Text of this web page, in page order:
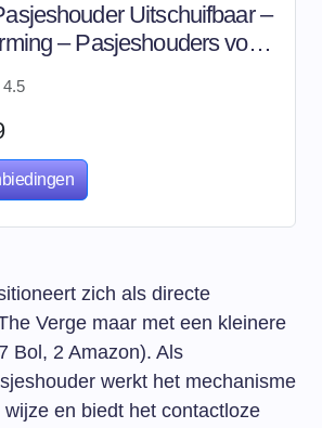
Uitschuifbaar –
– Pasjeshouders voor
– Creditcardhouder
4.5
zich als directe
Verge maar met een kleinere
Bol, 2 Amazon). Als
werkt het mechanisme
en biedt het contactloze